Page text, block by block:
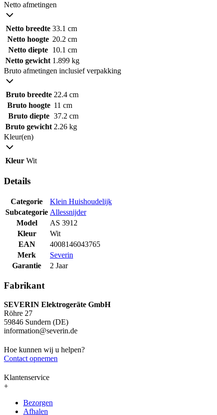
Netto afmetingen
Netto breedte 33.1 cm
Netto hoogte 20.2 cm
Netto diepte
10.1 cm
Netto gewicht 1.899 kg
Bruto afmetingen inclusief verpakking
Bruto breedte 22.4 cm
Bruto hoogte 11 cm
Bruto diepte 37.2 cm
Bruto gewicht 2.26 kg
Kleur(en)
Kleur Wit
Details
Categorie
Klein Huishoudelijk
Subcategorie Allessnijder
Model
AS 3912
Kleur
Wit
EAN
4008146043765
Merk
Severin
Garantie
2 Jaar
Fabrikant
SEVERIN Elektrogeräte GmbH
Röhre 27
59846 Sundern (DE)
information@severin.de
Hoe kunnen wij u helpen?
Contact opnemen
Klantenservice
+
Bezorgen
Afhalen